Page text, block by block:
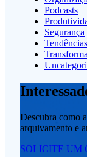
Podcasts
Segurança
Tendências
Descubra como
arquivamento e
SOLICITE UM